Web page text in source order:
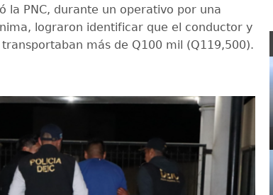
la PNC, durante un operativo por una
lograron identificar que el conductor y
más de Q100 mil (Q119,500).